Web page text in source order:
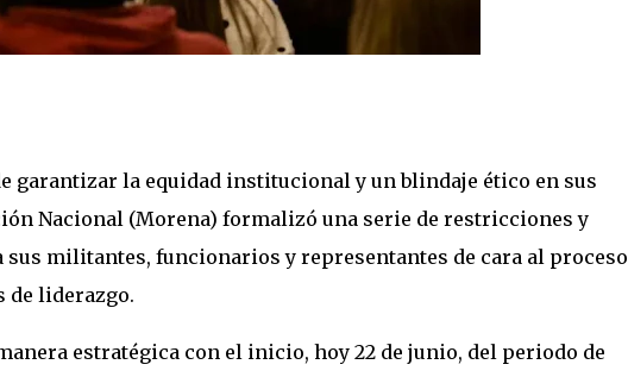
garantizar la equidad institucional y un blindaje ético en sus
Nacional (Morena) formalizó una serie de restricciones y
militantes, funcionarios y representantes de cara al proceso
de liderazgo.
estratégica con el inicio, hoy 22 de junio, del periodo de